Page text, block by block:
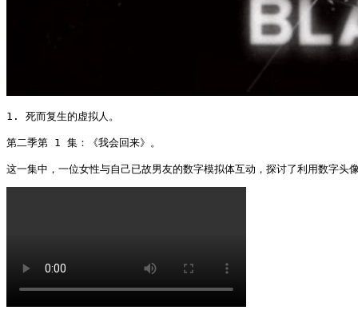
1. 死而复生的虚拟人。
第二季第 1 集：《我会回来》。
这一集中，一位女性与自己已故男友的数字模拟体互动，探讨了利用数字